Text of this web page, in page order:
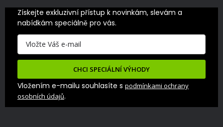
Získejte exkluzivní přístup k novinkám, slevám a
nabídkám speciálně pro vás.
CHCI SPECIÁLNÍ VÝHODY
Vložením e-mailu souhlasíte s podmínkami ochrany
osobních údajů.